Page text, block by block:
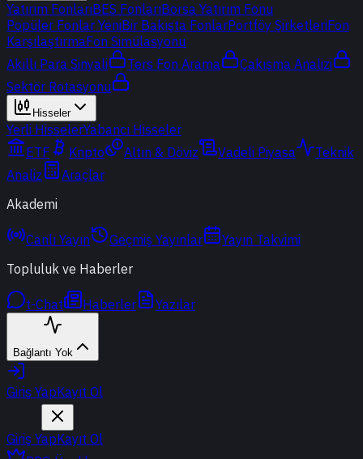
Yatırım FonlarıBES FonlarıBorsa Yatırım Fonu
Popüler Fonlar YeniBir Bakışta FonlarPortföy ŞirketleriFon
KarşılaştırmaFon Simülasyonu
Akıllı Para Sinyali
Ters Fon Arama
Çakışma Analizi
Sektör Rotasyonu
Hisseler
Yerli HisselerYabancı Hisseler
ETF
Kripto Altın & Döviz Vadeli Piyasa
Teknik
Analiz
Araçlar
Akademi
Canlı Yayın Geçmiş Yayınlar
Yayın Takvimi
Topluluk ve Haberler
t-Chat Haberler Yazılar
Bağlantı Yok
Giriş YapKayıt Ol
Giriş YapKayıt Ol